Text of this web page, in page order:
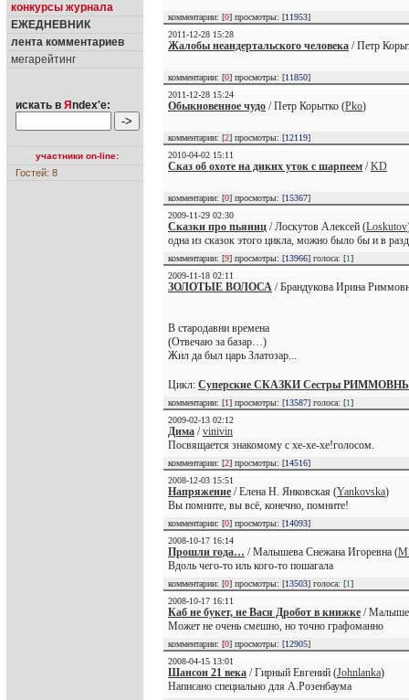
конкурсы журнала
ЕЖЕДНЕВНИК
лента комментариев
мегарейтинг
искать в Я ndex'е:
участники on-line:
Гостей: 8
комментарии: [0] просмотры: [11953]
2011-12-28 15:28
Жалобы неандертальского человека / Петр
комментарии: [0] просмотры: [11850]
2011-12-28 15:24
Обыкновенное чудо / Петр Корытко (Pko)
комментарии: [2] просмотры: [12119]
2010-04-02 15:11
Сказ об охоте на диких уток с шарпеем /KD
комментарии: [0] просмотры: [15367]
2009-11-29 02:30
Сказки про пьяниц / Лоскутов Алексей (Loskutov
одна из сказок этого цикла, можно было бы и в
комментарии: [9] просмотры: [13966] голоса: [1]
2009-11-18 02:11
ЗОЛОТЫЕ ВОЛОСА / Брандукова Ирина
В стародавни времена
(Отвечаю за базар…)
Жил да был царь Златозар...
Цикл: Суперские СКАЗКИ Сестры
комментарии: [1] просмотры: [13587] голоса: [1]
2009-02-13 02:12
Дима /vinivin
Посвящается знакомому с хе-хе-хе!голосом.
комментарии: [2] просмотры: [14516]
2008-12-03 15:51
Напряжение / Елена Н. Янковская (Yankovska)
Вы помните, вы всё, конечно, помните!
комментарии: [0] просмотры: [14093]
2008-10-17 16:14
Прошли года… / Малышева Снежана Игоревна (
Вдоль чего-то иль кого-то пошагала
комментарии: [0] просмотры: [13503] голоса: [1]
2008-10-17 16:11
Каб не букет, не Вася Дробот в книжке /
Может не очень смешно, но точно графоманно
комментарии: [0] просмотры: [12905]
2008-04-15 13:01
Шансон 21 века / Гирный Евгений (Johnlanka)
Написано специально для А.Розенбаума